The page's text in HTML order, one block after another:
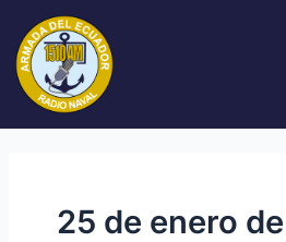
contenido
25 de enero